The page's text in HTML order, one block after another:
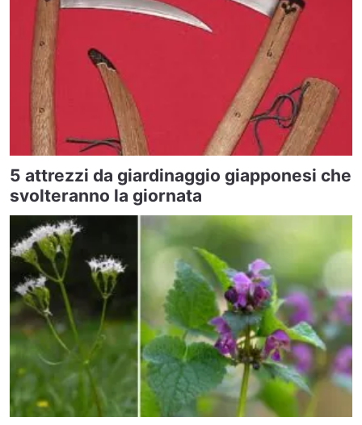
5 attrezzi da giardinaggio giapponesi che
svolteranno la giornata